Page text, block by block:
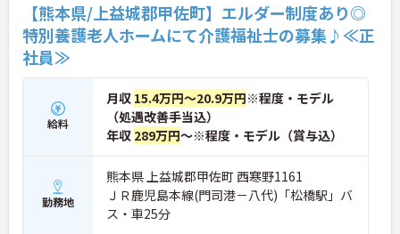
【熊本県/上益城郡甲佐町】エルダー制度あり◎
特別養護老人ホームにて介護福祉士の募集♪≪正
社員≫
給料
月収 15.4万円～20.9万円※程度・モデル
（処遇改善手当込）
年収 289万円～※程度・モデル（賞与込）
勤務地
熊本県 上益城郡甲佐町 西寒野1161
ＪＲ鹿児島本線(門司港－八代)「松橋駅」バ
ス・車25分